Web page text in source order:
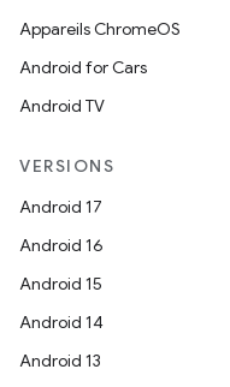
Appareils ChromeOS
Android for Cars
Android TV
VERSIONS
Android 17
Android 16
Android 15
Android 14
Android 13